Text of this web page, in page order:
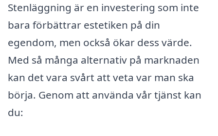
Stenläggning är en investering som inte
bara förbättrar estetiken på din
egendom, men också ökar dess värde.
Med så många alternativ på marknaden
kan det vara svårt att veta var man ska
börja. Genom att använda vår tjänst kan
du: